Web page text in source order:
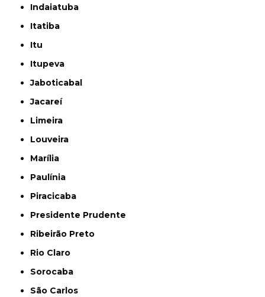
Indaiatuba
Itatiba
Itu
Itupeva
Jaboticabal
Jacareí
Limeira
Louveira
Marília
Paulínia
Piracicaba
Presidente Prudente
Ribeirão Preto
Rio Claro
Sorocaba
São Carlos